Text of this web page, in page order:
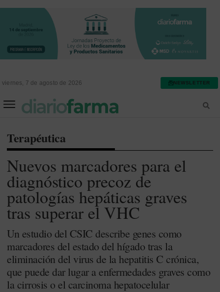
viernes, 7 de agosto de 2026 NEWSLETTER
Terapéutica
Nuevos marcadores para el
diagnóstico precoz de
patologías hepáticas graves
tras superar el VHC
Un estudio del CSIC describe genes como
marcadores del estado del hígado tras la
eliminación del virus de la hepatitis C crónica,
que puede dar lugar a enfermedades graves como
la cirrosis o el carcinoma hepatocelular